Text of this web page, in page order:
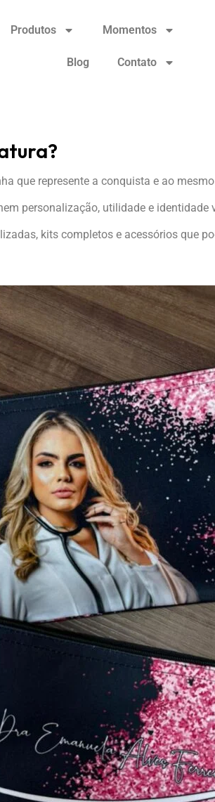
Produtos Momentos
Blog Contato
que represente a conquista e ao
personalização, utilidade e identidade
kits completos e acessórios que